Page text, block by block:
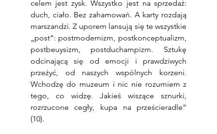
celem jest zysk. Wszystko jest na sprzedaż:
duch, ciało. Bez zahamowań. A karty rozdają
marszandzi. Z uporem lansują się te wszystkie
„post”: postmodernizm, postkonceptualizm,
postbeuysizm, postduchampizm. Sztukę
odcinającą się od emocji i prawdziwych
przeżyć, od naszych wspólnych korzeni.
Wchodzę do muzeum i nic nie rozumiem z
tego, co widzę. Jakieś wiszące sznurki,
rozrzucone cegły, kupa na prześcieradle”
(10).